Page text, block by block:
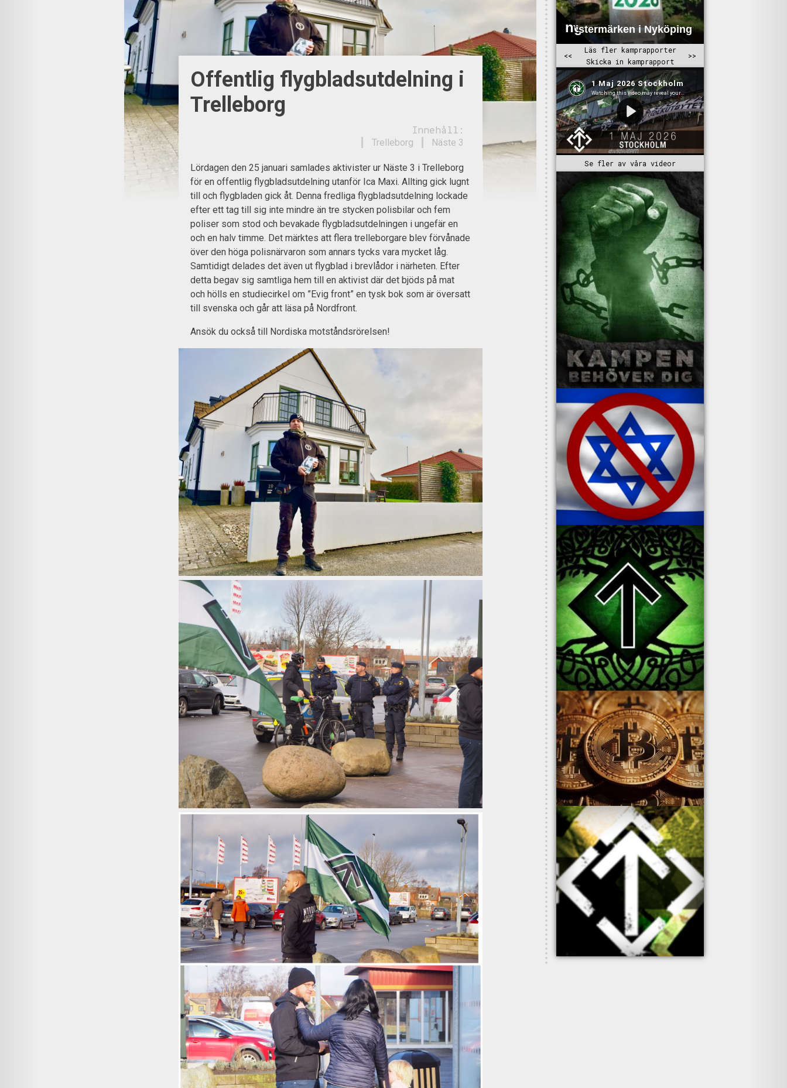
Offentlig flygbladsutdelning i
Trelleborg
Innehåll:
Näste 3
Trelleborg
Lördagen den 25 januari samlades aktivister ur Näste 3 i Trelleborg
för en offentlig flygbladsutdelning utanför Ica Maxi. Allting gick lugnt
till och flygbladen gick åt. Denna fredliga flygbladsutdelning lockade
efter ett tag till sig inte mindre än tre stycken polisbilar och fem
poliser som stod och bevakade flygbladsutdelningen i ungefär en
och en halv timme. Det märktes att flera trelleborgare blev förvånade
över den höga polisnärvaron som annars tycks vara mycket låg.
Samtidigt delades det även ut flygblad i brevlådor i närheten. Efter
detta begav sig samtliga hem till en aktivist där det bjöds på mat
och hölls en studiecirkel om ”Evig front” en tysk bok som är översatt
till svenska och går att läsa på Nordfront.
Ansök du också till Nordiska motståndsrörelsen!
Se fler av våra videor